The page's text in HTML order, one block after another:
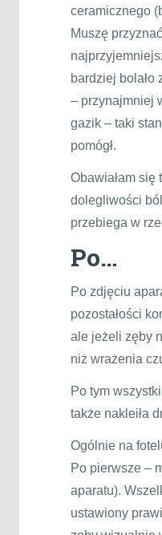
ceramicznego
Muszę
bardziej bolało
– przynajmniej
gazik – taki
pomógł.
Obawiałam się
dolegliwości
przebiega w
Po…
Po zdjęciu
pozostałości
ale jeżeli zęby
niż wrażenia
Po tym
także nakleiła
Ogólnie na
Po pierwsze –
aparatu).
ustawiony